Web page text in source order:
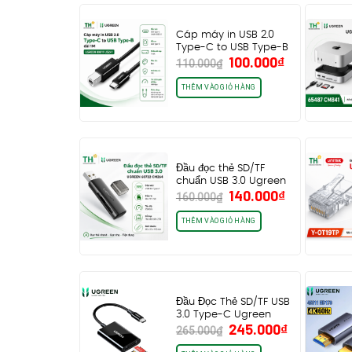
Cáp máy in USB 2.0
Type-C to USB Type-B
dài…
110.000₫ Giá
gốc
là:
110.000₫.
100.000₫Giá
THÊM VÀO GIỎ HÀNG
Đầu đọc thẻ SD/TF
chuẩn USB 3.0 Ugreen
60722 CM264,…
160.000₫ Giá
gốc
là:
160.000₫.
140.000₫Giá
hiện
THÊM VÀO GIỎ HÀNG
Đầu Đọc Thẻ SD/TF USB
3.0 Type-C Ugreen
35622 CM265…
265.000₫ Giá
gốc
245.000₫Giá
hiện